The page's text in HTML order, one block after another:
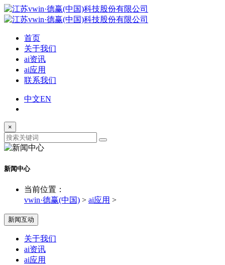
首页
关于我们
ai资讯
ai应用
联系我们
中文EN
×
新闻中心
当前位置：
vwin·德赢(中国) > ai应用 >
新闻互动
关于我们
ai资讯
ai应用